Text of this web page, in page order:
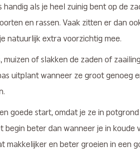
als je heel zuinig bent op de
en rassen. Vaak zitten er dan
natuurlijk extra voorzichtig mee.
muizen of slakken de zaden of
uitplant wanneer ze groot genoeg
goede start, omdat je ze in
begin beter dan wanneer je in koude
makkelijker en beter groeien in een